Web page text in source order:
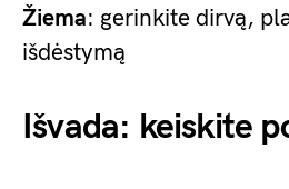
Žiema: gerinkite dirvą,
išdėstymą
Išvada: keiskite